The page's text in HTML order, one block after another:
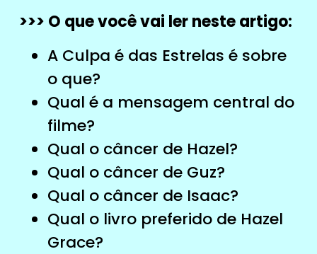
>>> O que você vai ler neste artigo:
A Culpa é das Estrelas é sobre
o que?
Qual é a mensagem central do
filme?
Qual o câncer de Hazel?
Qual o câncer de Guz?
Qual o câncer de Isaac?
Qual o livro preferido de Hazel
Grace?